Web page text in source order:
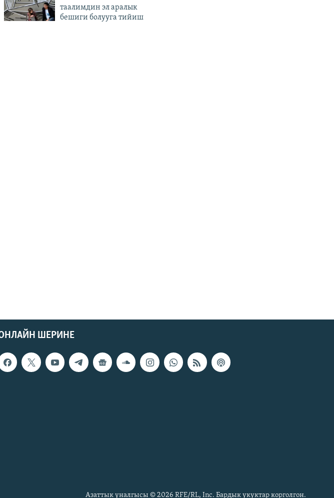
таалимдин эл аралык
бешиги болууга тийиш
ШЕРИНЕ
Азаттык үналгысы © 2026 RFE/RL, Inc. Бардык укуктар корголгон.